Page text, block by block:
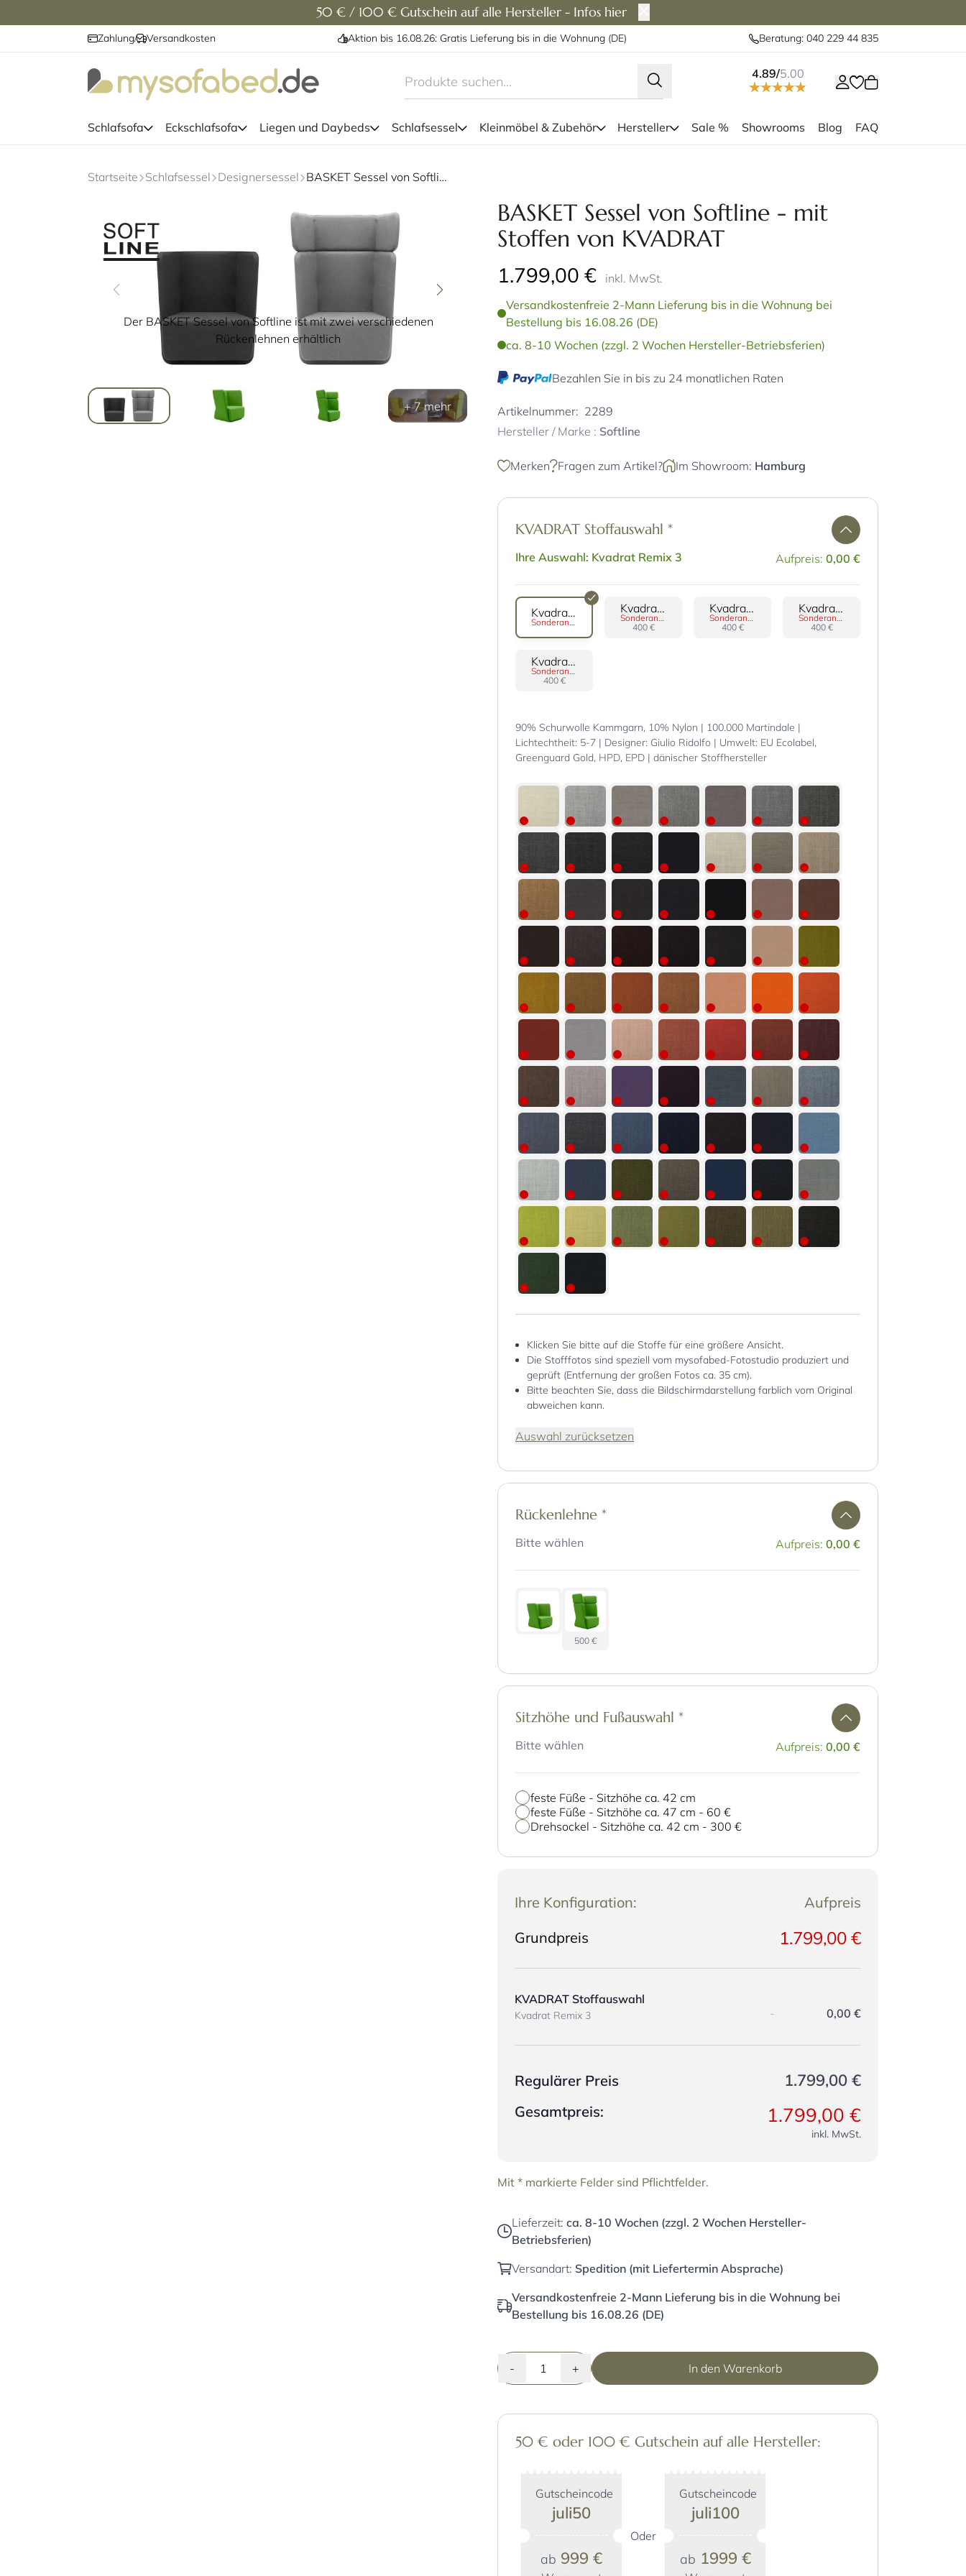
50 € / 100 € Gutschein auf alle Hersteller - Infos hier
Zahlung/ Versandkosten Aktion bis 16.08.26: Gratis Lieferung bis in die Wohnung (DE) Beratung: 040 229 44 835
4.89/5.00
Schlafsofa Eckschlafsofa Liegen und Daybeds Schlafsessel Kleinmöbel & Zubehör Hersteller Sale % Showrooms Blog FAQ
Startseite Schlafsessel Designersessel BASKET Sessel von Softline - mit Stoffen von KVADRAT
Der BASKET Sessel von Softline ist mit zwei verschiedenen
Rückenlehnen erhältlich
+ 7 mehr
BASKET Sessel von Softline - mit
Stoffen von KVADRAT
1.799,00 €
inkl. MwSt.
Versandkostenfreie 2-Mann Lieferung bis in die Wohnung bei
Bestellung bis 16.08.26 (DE)
ca. 8-10 Wochen (zzgl. 2 Wochen Hersteller-Betriebsferien)
Bezahlen Sie in bis zu 24 monatlichen Raten
Artikelnummer: 2289
Hersteller / Marke : Softline
Merken Fragen zum Artikel? Im Showroom: Hamburg
KVADRAT Stoffauswahl *
Ihre Auswahl: Kvadrat Remix 3 Aufpreis: 0,00 €
Kvadrat Remix 3 Kvadrat Divina 3
Sonderanfertigung
400 €
Kvadrat Divina Melange 3
Sonderanfertigung
400 €
Kvadrat Hallingdal 65
Sonderanfertigung
400 €
Kvadrat Steelcut 3
Sonderanfertigung
400 €
90% Schurwolle Kammgarn, 10% Nylon | 100.000 Martindale |
Lichtechtheit: 5-7 | Designer: Giulio Ridolfo | Umwelt: EU Ecolabel,
Greenguard Gold, HPD, EPD | dänischer Stoffhersteller
Klicken Sie bitte auf die Stoffe für eine größere Ansicht.
Die Stofffotos sind speziell vom mysofabed-Fotostudio produziert und
geprüft (Entfernung der großen Fotos ca. 35 cm).
Bitte beachten Sie, dass die Bildschirmdarstellung farblich vom Original
abweichen kann.
Auswahl zurücksetzen
Rückenlehne *
Bitte wählen Aufpreis: 0,00 €
500 €
Sitzhöhe und Fußauswahl *
Bitte wählen Aufpreis: 0,00 €
feste Füße - Sitzhöhe ca. 42 cm
feste Füße - Sitzhöhe ca. 47 cm - 60 €
Drehsockel - Sitzhöhe ca. 42 cm - 300 €
Ihre Konfiguration:
Aufpreis
Grundpreis
1.799,00 €
KVADRAT Stoffauswahl
Kvadrat Remix 3 - 0,00 €
Regulärer Preis 1.799,00 €
Gesamtpreis: 1.799,00 €
inkl. MwSt.
Mit * markierte Felder sind Pflichtfelder.
Lieferzeit: ca. 8-10 Wochen (zzgl. 2 Wochen Hersteller-
Betriebsferien)
Versandart: Spedition (mit Liefertermin Absprache)
Versandkostenfreie 2-Mann Lieferung bis in die Wohnung bei
Bestellung bis 16.08.26 (DE)
- + In den Warenkorb
50 € oder 100 € Gutschein auf alle Hersteller:
Gutscheincode
juli50
ab 999 €
Oder
Gutscheincode
juli100
ab 1999 €